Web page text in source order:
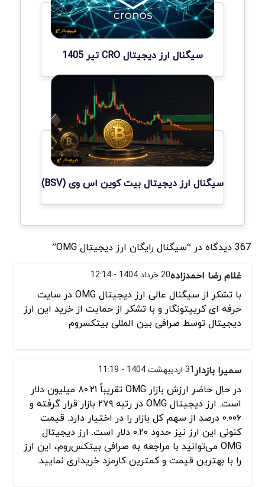
سیگنال ارز دیجیتال CRO تیر 1405
سیگنال ارز دیجیتال بیت کوین اس وی (BSV)
367 دیدگاه در “سیگنال رایگان ارز دیجیتال OMG”
غلام رضا احمدزاده20 خرداد 1404 - 12:14
با تشکر از سیگنال عالی ارز دیجیتال OMG در سایت
حرفه ای کریپتونگار و با تشکر از حمایت از خرید این ارز
دیجیتال توسط صرافی بین المللی بیتکسروم
سمیرا بازدار31 اردیبهشت 1404 - 11:19
در حال حاضر ارزش بازار OMG تقریباً ۸۰.۲۱ میلیون دلار
است. ارز دیجیتال OMG در رتبه ۲۷۹ بازار قرار گرفته و
۰.۰۰۶ درصد از سهم کل بازار را در اختیار دارد. قیمت
کنونی این ارز نیز حدود ۰.۲۰ دلار است. ارز دیجیتال
OMG می‌توانید با مراجعه به صرافی بیتکس‌روم، این ارز
را با بهترین قیمت و کمترین کارمزد خریداری نمایید.